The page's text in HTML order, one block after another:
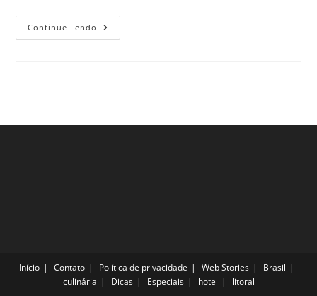
Continue Lendo
Lindas
Pelo
Início Contato Política de privacidade Web Stories
Brasil
culinária
Dicas Especiais hotel litoral